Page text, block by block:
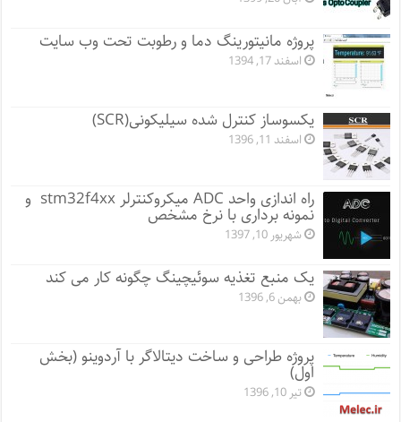
پروژه مانيتورينگ دما و رطوبت تحت وب سایت
اسفند 17, 1394
یکسوساز کنترل شده سیلیکونی(SCR)
اسفند 11, 1396
راه اندازی واحد ADC میکروکنترلر stm32f4xx و
نمونه برداری با نرخ مشخص
شهریور 10, 1397
یک منبع تغذیه سوئیچینگ چگونه کار می کند
بهمن 6, 1396
پروژه طراحی و ساخت دیتالاگر با آردوینو (بخش
اول)
تیر 10, 1396